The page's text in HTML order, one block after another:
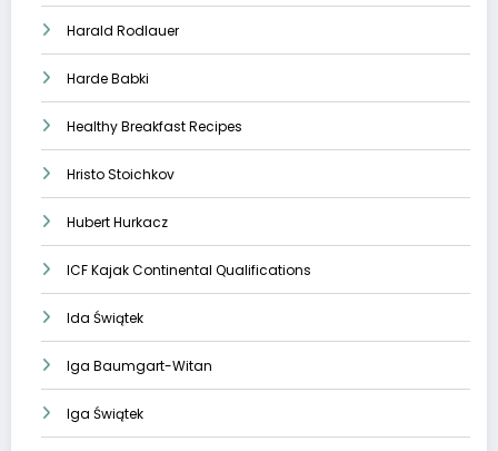
Harald Rodlauer
Harde Babki
Healthy Breakfast Recipes
Hristo Stoichkov
Hubert Hurkacz
ICF Kajak Continental Qualifications
Ida Świątek
Iga Baumgart-Witan
Iga Świątek